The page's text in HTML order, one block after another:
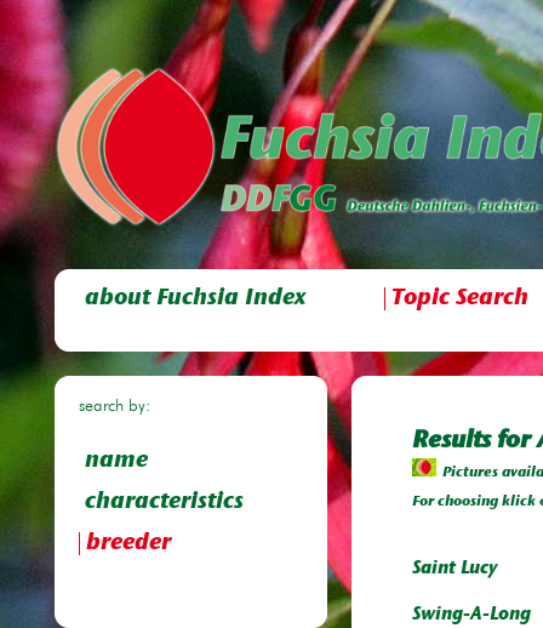
about Fuchsia Index Topic Search
search by:
name
characteristics
breeder
Results for
Pictures
For choosing klick
Saint Lucy
Swing-A-Long